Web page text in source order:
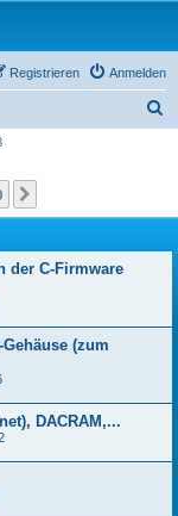
Anmelden
Registrieren
e
der C-Firmware
(zum
DACRAM,...